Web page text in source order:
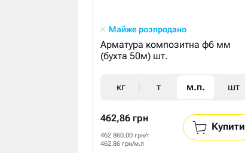
Майже розпродано
Арматура композитна ф6 мм
(бухта 50м) шт.
кг т м.п. шт
462,86 грн
462 860.00 грн/т
462.86 грн/м.п
Купити